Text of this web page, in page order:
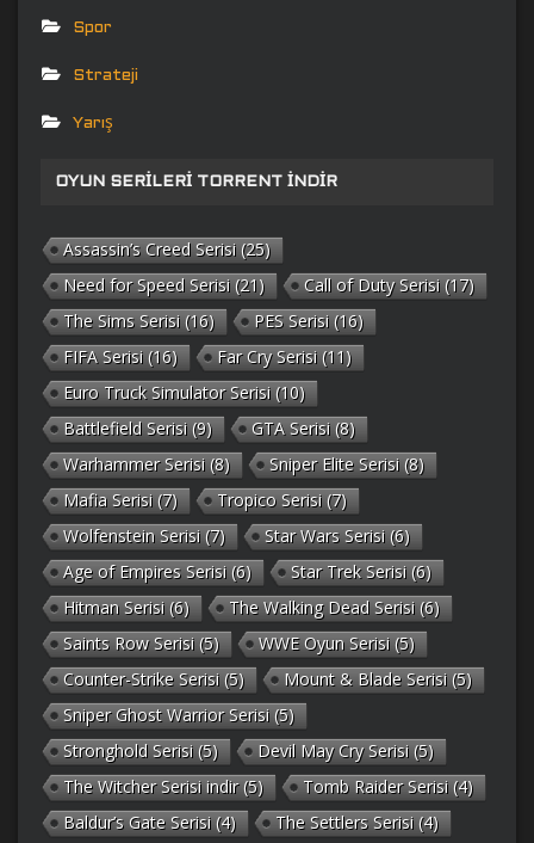
Spor
Strateji
Yarış
OYUN SERILERI TORRENT İNDIR
Assassin’s Creed Serisi (25)
Need for Speed Serisi (21) Call of Duty Serisi (17)
The Sims Serisi (16) PES Serisi (16)
FIFA Serisi (16) Far Cry Serisi (11)
Euro Truck Simulator Serisi (10)
Battlefield Serisi (9) GTA Serisi (8)
Warhammer Serisi (8) Sniper Elite Serisi (8)
Mafia Serisi (7) Tropico Serisi (7)
Wolfenstein Serisi (7) Star Wars Serisi (6)
Age of Empires Serisi (6) Star Trek Serisi (6)
Hitman Serisi (6) The Walking Dead Serisi (6)
Saints Row Serisi (5) WWE Oyun Serisi (5)
Counter-Strike Serisi (5) Mount & Blade Serisi (5)
Sniper Ghost Warrior Serisi (5)
Stronghold Serisi (5) Devil May Cry Serisi (5)
The Witcher Serisi indir(5) Tomb Raider Serisi (4)
Baldur’s Gate Serisi (4) The Settlers Serisi (4)